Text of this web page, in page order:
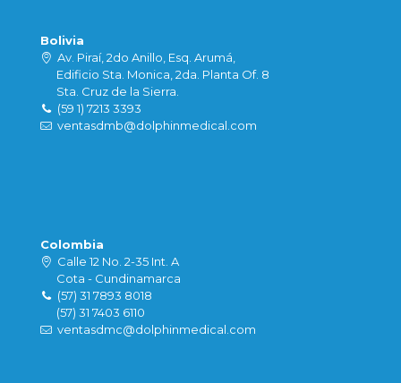
Bolivia
Av. Piraí, 2do Anillo, Esq. Arumá,
Edificio Sta. Monica, 2da. Planta Of. 8
Sta. Cruz de la Sierra.
(59 1) 7213 3393
ventasdmb@dolphinmedical.com
Colombia
Calle 12 No. 2-35 Int. A
Cota - Cundinamarca
(57) 31 7893 8018
(57) 31 7403 6110
ventasdmc@dolphinmedical.com